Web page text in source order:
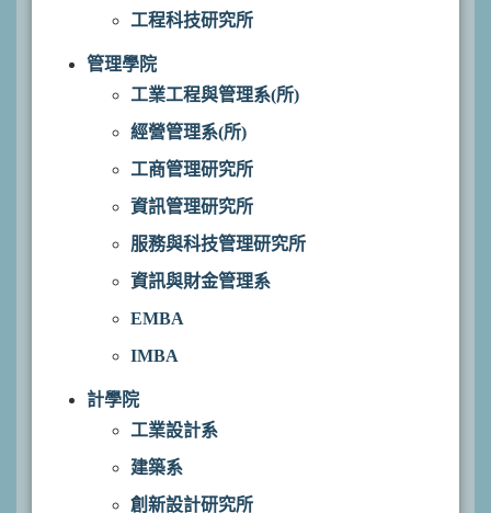
工程科技研究所
管理學院
工業工程與管理系(所)
經營管理系(所)
工商管理研究所
資訊管理研究所
服務與科技管理研究所
資訊與財金管理系
EMBA
IMBA
計學院
工業設計系
建築系
創新設計研究所